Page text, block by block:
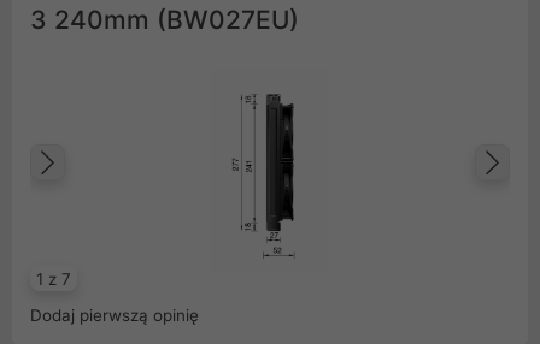
3 240mm (BW027EU)
1 z 7
Dodaj pierwszą opinię